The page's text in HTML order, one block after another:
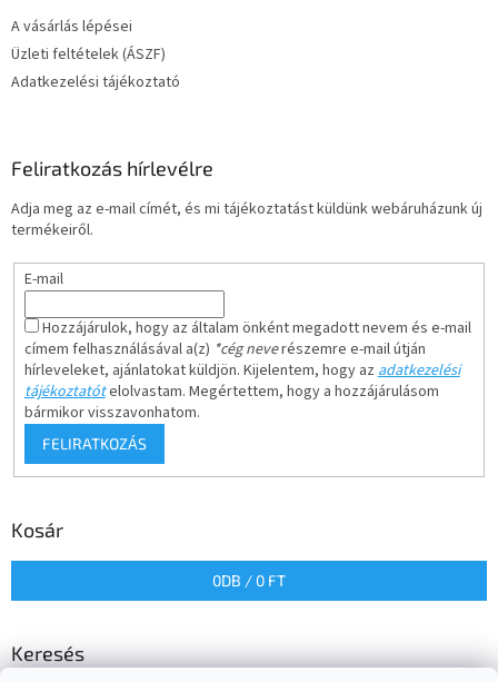
A vásárlás lépései
Üzleti feltételek (ÁSZF)
Adatkezelési tájékoztató
Feliratkozás hírlevélre
Adja meg az e-mail címét, és mi tájékoztatást küldünk webáruházunk új
termékeiről.
E-mail
Hozzájárulok, hogy az általam önként megadott nevem és e-mail
címem felhasználásával a(z) *cég neverészemre e-mail útján
hírleveleket, ajánlatokat küldjön. Kijelentem, hogy azadatkezelési
tájékoztatótelolvastam. Megértettem, hogy a hozzájárulásom
bármikor visszavonhatom.
FELIRATKOZÁS
Kosár
0DB / 0 FT
Keresés